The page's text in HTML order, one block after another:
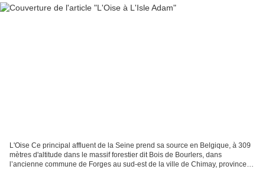
L'Oise Ce principal affluent de la Seine prend sa source en Belgique, à 309
mètres d'altitude dans le massif forestier dit Bois de Bourlers, dans
l’ancienne commune de Forges au sud-est de la ville de Chimay, province